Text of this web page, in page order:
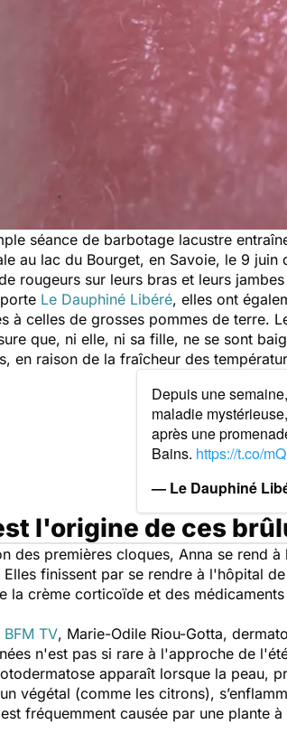
séance de barbotage lacustre
au lac du Bourget, en Savoie, le 9 juin
rougeurs sur leurs bras et leurs
Le Dauphiné Libéré, elles ont
à celles de grosses pommes de terre.
que, ni elle, ni sa fille, ne se sont
en raison de la fraîcheur des
Depuis une
maladie
après une
Bains. https://t.co/
— Le Dauphiné
l'origine de ces
des premières cloques, Anna se rend
finissent par se rendre à l'hôpital
la crème corticoïde et des
BFM TV, Marie-Odile Riou-Gotta,
n'est pas si rare à l'approche de
apparaît lorsque la peau,
végétal (comme les citrons),
fréquemment causée par une plante